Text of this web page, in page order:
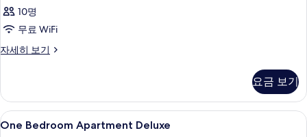
10명
무료 WiFi
자세히 보기
객
히
보
기
요금 보기
One
Bedroom
1 개의 침실, 객실 내 금고, 암막 커튼,
5
One Bedroom Apartment Deluxe